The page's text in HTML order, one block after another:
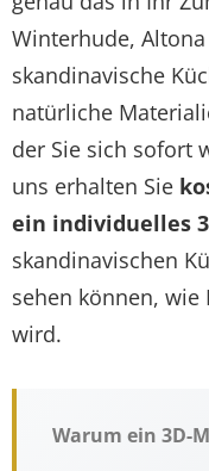
Winterhude,
skandinavische
natürliche
der Sie sich sofort
uns erhalten Sie
ein individuelles
skandinavischen
sehen können, wie
wird.
Warum ein 3D-